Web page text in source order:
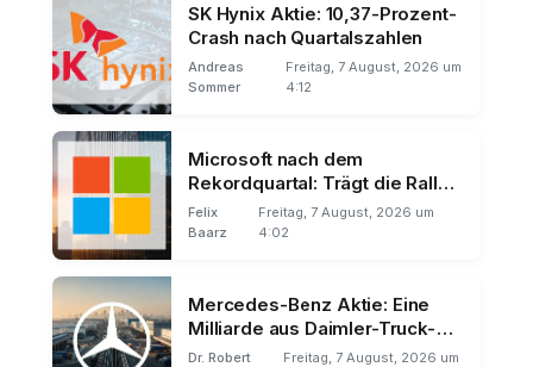
SK Hynix Aktie: 10,37-Prozent-
Crash nach Quartalszahlen
Andreas
Sommer
Freitag, 7 August, 2026 um
4:12
Microsoft nach dem
Rekordquartal: Trägt die Rally
über den 11. August hinaus?
Felix
Baarz
Freitag, 7 August, 2026 um
4:02
Mercedes-Benz Aktie: Eine
Milliarde aus Daimler-Truck-
Verkäufen
Dr. Robert
Freitag, 7 August, 2026 um